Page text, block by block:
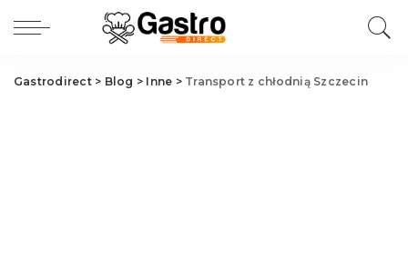
Gastrodirect> Blog > Inne > Transport z chłodnią Szczecin